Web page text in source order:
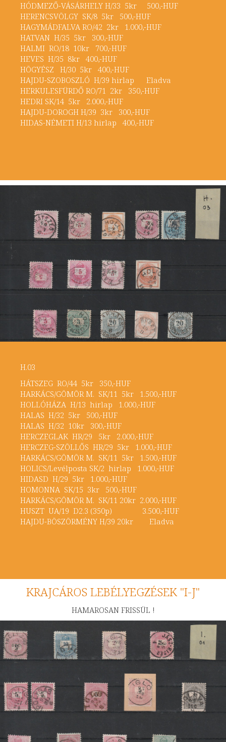
HÓDMEZŐ-VÁSÁRHELY H/33 5kr 500,-HUF
HERENCSVÖLGY SK/8 5kr 500,-HUF
HAGYMÁDFALVA RO/42 2kr 1.000,-HUF
HATVAN H/35 5kr 300,-HUF
HALMI RO/18 10kr 700,-HUF
HEVES H/35 8kr 400,-HUF
HÖGYÉSZ H/30 5kr 400,-HUF
HAJDU-SZOBOSZLÓ H/39 hirlap Eladva
HERKULESFÜRDŐ RO/71 2kr 350,-HUF
HEDRI SK/14 5kr 2.000,-HUF
HAJDU-DOROGH H/39 3kr 300,-HUF
HIDAS-NÉMETI H/13 hirlap 400,-HUF
H.03
HÁTSZEG RO/44 5kr 350,-HUF
HARKÁCS/GÖMÖR M. SK/11 5kr 1.500,-HUF
HOLLÓHÁZA H/13 hirlap 1.000,-HUF
HALAS H/32 5kr 500,-HUF
HALAS H/32 10kr 300,-HUF
HERCZEGLAK HR/29 5kr 2.000,-HUF
HERCZEG-SZÖLLŐS HR/29 5kr 1.000,-HUF
HARKÁCS/GÖMÖR M. SK/11 5kr 1.500,-HUF
HOLICS/Levélposta SK/2 hirlap 1.000,-HUF
HIDASD H/29 5kr 1.000,-HUF
HOMONNA SK/15 3kr 500,-HUF
HARKÁCS/GÖMÖR M. SK/11 20kr 2.000,-HUF
HUSZT UA/19 D2.3 (350p) 3.500,-HUF
HAJDU-BÖSZÖRMÉNY H/39 20kr Eladva
KRAJCÁROS LEBÉLYEGZÉSEK "I-J"
HAMAROSAN FRISSÜL !